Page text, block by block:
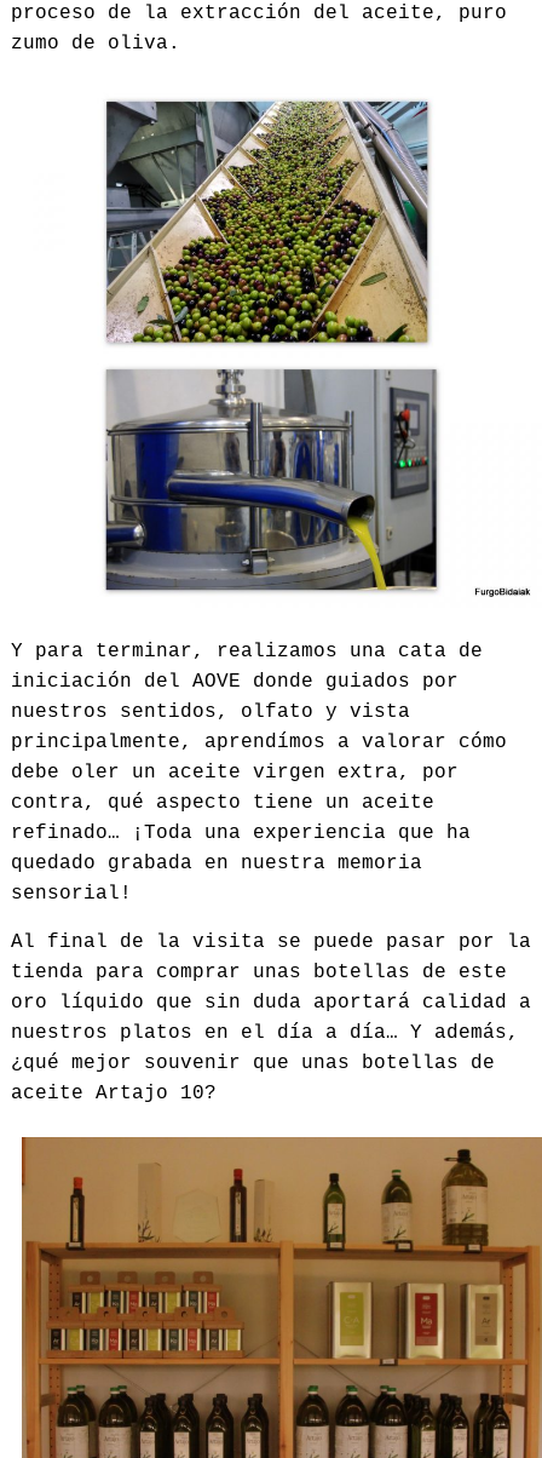
proceso de la extracción del aceite, puro
zumo de oliva.
Y para terminar, realizamos una cata de
iniciación del AOVE donde guiados por
nuestros sentidos, olfato y vista
principalmente, aprendímos a valorar cómo
debe oler un aceite virgen extra, por
contra, qué aspecto tiene un aceite
refinado… ¡Toda una experiencia que ha
quedado grabada en nuestra memoria
sensorial!
Al final de la visita se puede pasar por la
tienda para comprar unas botellas de este
oro líquido que sin duda aportará calidad a
nuestros platos en el día a día… Y además,
¿qué mejor souvenir que unas botellas de
aceite Artajo 10?